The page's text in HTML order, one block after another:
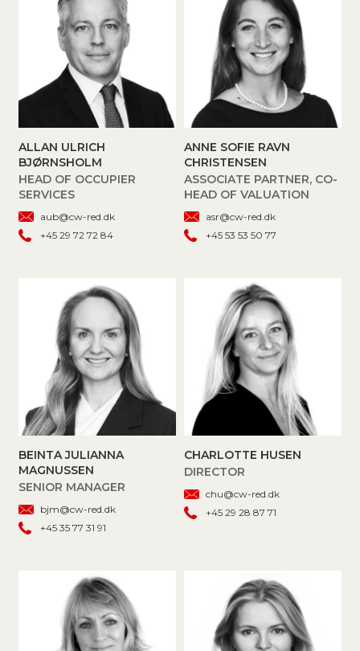
ALLAN ULRICH
BJØRNSHOLM
HEAD OF OCCUPIER
SERVICES
aub@cw-red.dk
+45 29 72 72 84
ANNE SOFIE RAVN
CHRISTENSEN
ASSOCIATE PARTNER, CO-
HEAD OF VALUATION
asr@cw-red.dk
+45 53 53 50 77
BEINTA JULIANNA
MAGNUSSEN
SENIOR MANAGER
bjm@cw-red.dk
+45 35 77 31 91
CHARLOTTE HUSEN
DIRECTOR
chu@cw-red.dk
+45 29 28 87 71